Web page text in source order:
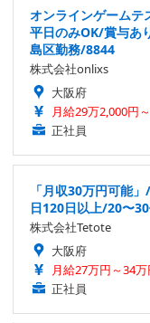
オンラインゲーム
平日のみOK/賞与あ
島区勤務/8844
株式会社onlixs
大阪府
月給29万2,000円
正社員
「月収30万円可能
日120日以上/20〜
株式会社Tetote
大阪府
月給27万円～34万
正社員